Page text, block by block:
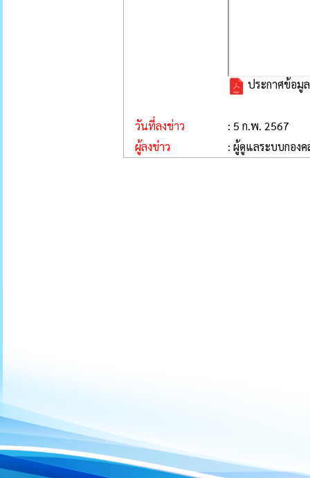
ประกาศข้อมู
วันที่ลงข่าว
: 5 ก.พ. 2567
ผู้ลงข่าว
: ผู้ดูแลระบบกองค